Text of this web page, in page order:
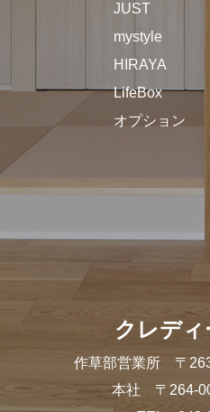
JUST
mystyle
HIRAYA
LifeBox
オプション
クレディ
作草部営業所 〒
本社 〒264-